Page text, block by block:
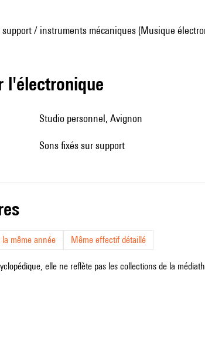
/ instruments mécaniques (Musique
l'électronique
studio personnel, Avignon
sons fixés sur support
la même année Même effectif détaillé
elle ne reflète pas les collections de la